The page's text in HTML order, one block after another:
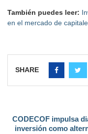
También puedes leer:
en el mercado de
SHARE
CODECOF impulsa
inversión como